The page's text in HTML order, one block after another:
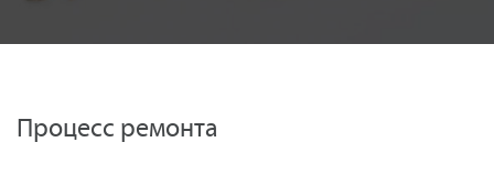
Процесс ремонта